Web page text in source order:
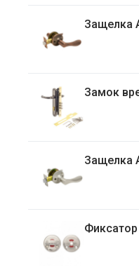
Защелка
Замок
Защелка
Фиксатор